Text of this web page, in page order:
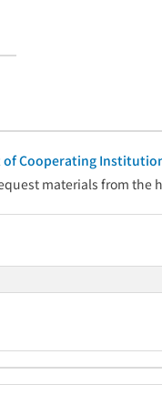
of Cooperating
materials from the